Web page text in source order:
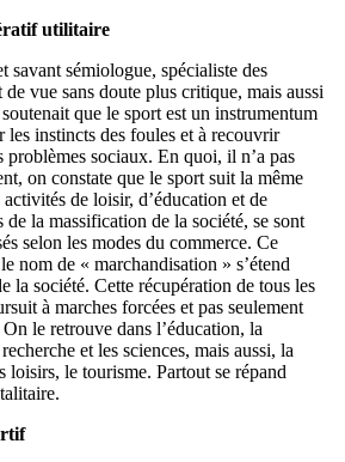
utilitaire
savant sémiologue, spécialiste des
vue sans doute plus critique, mais aussi
que le sport est un instrumentum
les instincts des foules et à recouvrir
problèmes sociaux. En quoi, il n’a pas
on constate que le sport suit la même
de loisir, d’éducation et de
la massification de la société, se sont
selon les modes du commerce. Ce
nom de « marchandisation » s’étend
la société. Cette récupération de tous les
à marches forcées et pas seulement
le retrouve dans l’éducation, la
et les sciences, mais aussi, la
loisirs, le tourisme. Partout se répand